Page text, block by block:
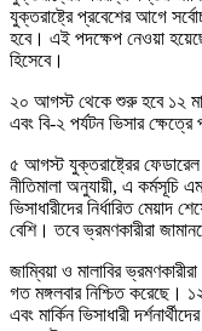
যুক্তরাষ্ট্রে প্রবেশের আগে
হবে। এই পদক্ষেপ নেওয়া
হিসেবে।
২০ আগস্ট থেকে শুরু হবে ১২
এবং বি-২ পর্যটন ভিসার
৫ আগস্ট যুক্তরাষ্ট্রের ফেডারেল
নীতিমালা অনুযায়ী, এ কর্মসূচি
ভিসাধারীদের নির্ধারিত মেয়াদ
বেশি। তবে ভ্রমণকারীরা
জাম্বিয়া ও মালাবির
গত মঙ্গলবার নিশ্চিত করেছে।
এবং মার্কিন ভিসাধারী